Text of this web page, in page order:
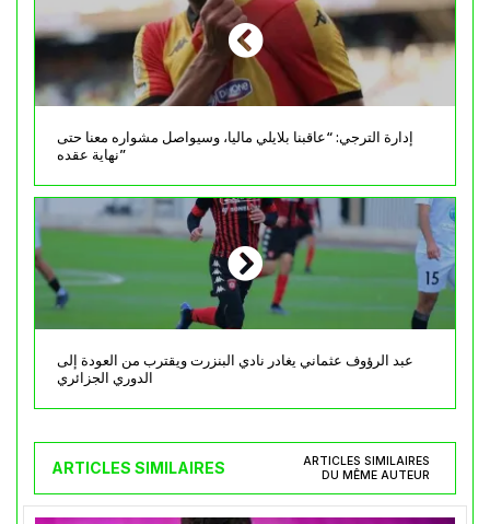
إدارة الترجي: “عاقبنا بلايلي ماليا، وسيواصل مشواره معنا حتى
نهاية عقده”
عبد الرؤوف عثماني يغادر نادي البنزرت ويقترب من العودة إلى
الدوري الجزائري
ARTICLES SIMILAIRES
ARTICLES SIMILAIRES
DU MÊME AUTEUR